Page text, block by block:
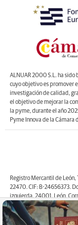
ALNUAR 2000 S.L. ha sido
cuyo objetivo es promover
investigación de calidad,
el objetivo de mejorar la
la pyme, durante el año
Pyme Innova de la Cámara
Registro Mercantil de León,
22470. CIF: B-24656373.
izquierda, 24001, León.
Copyright © ALNUAR 2000
empresa, de empresas del